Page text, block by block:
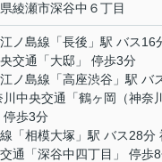
綾瀬市深谷中 ６丁目
ノ島線 「長後 」駅 バス16
交通「大邸」 停歩3分
ノ島線 「高座渋谷 」駅 バ
中央交通「鶴ヶ岡（神奈川
停歩3分
「相模大塚 」駅 バス28分
通「深谷中四丁目」 停歩